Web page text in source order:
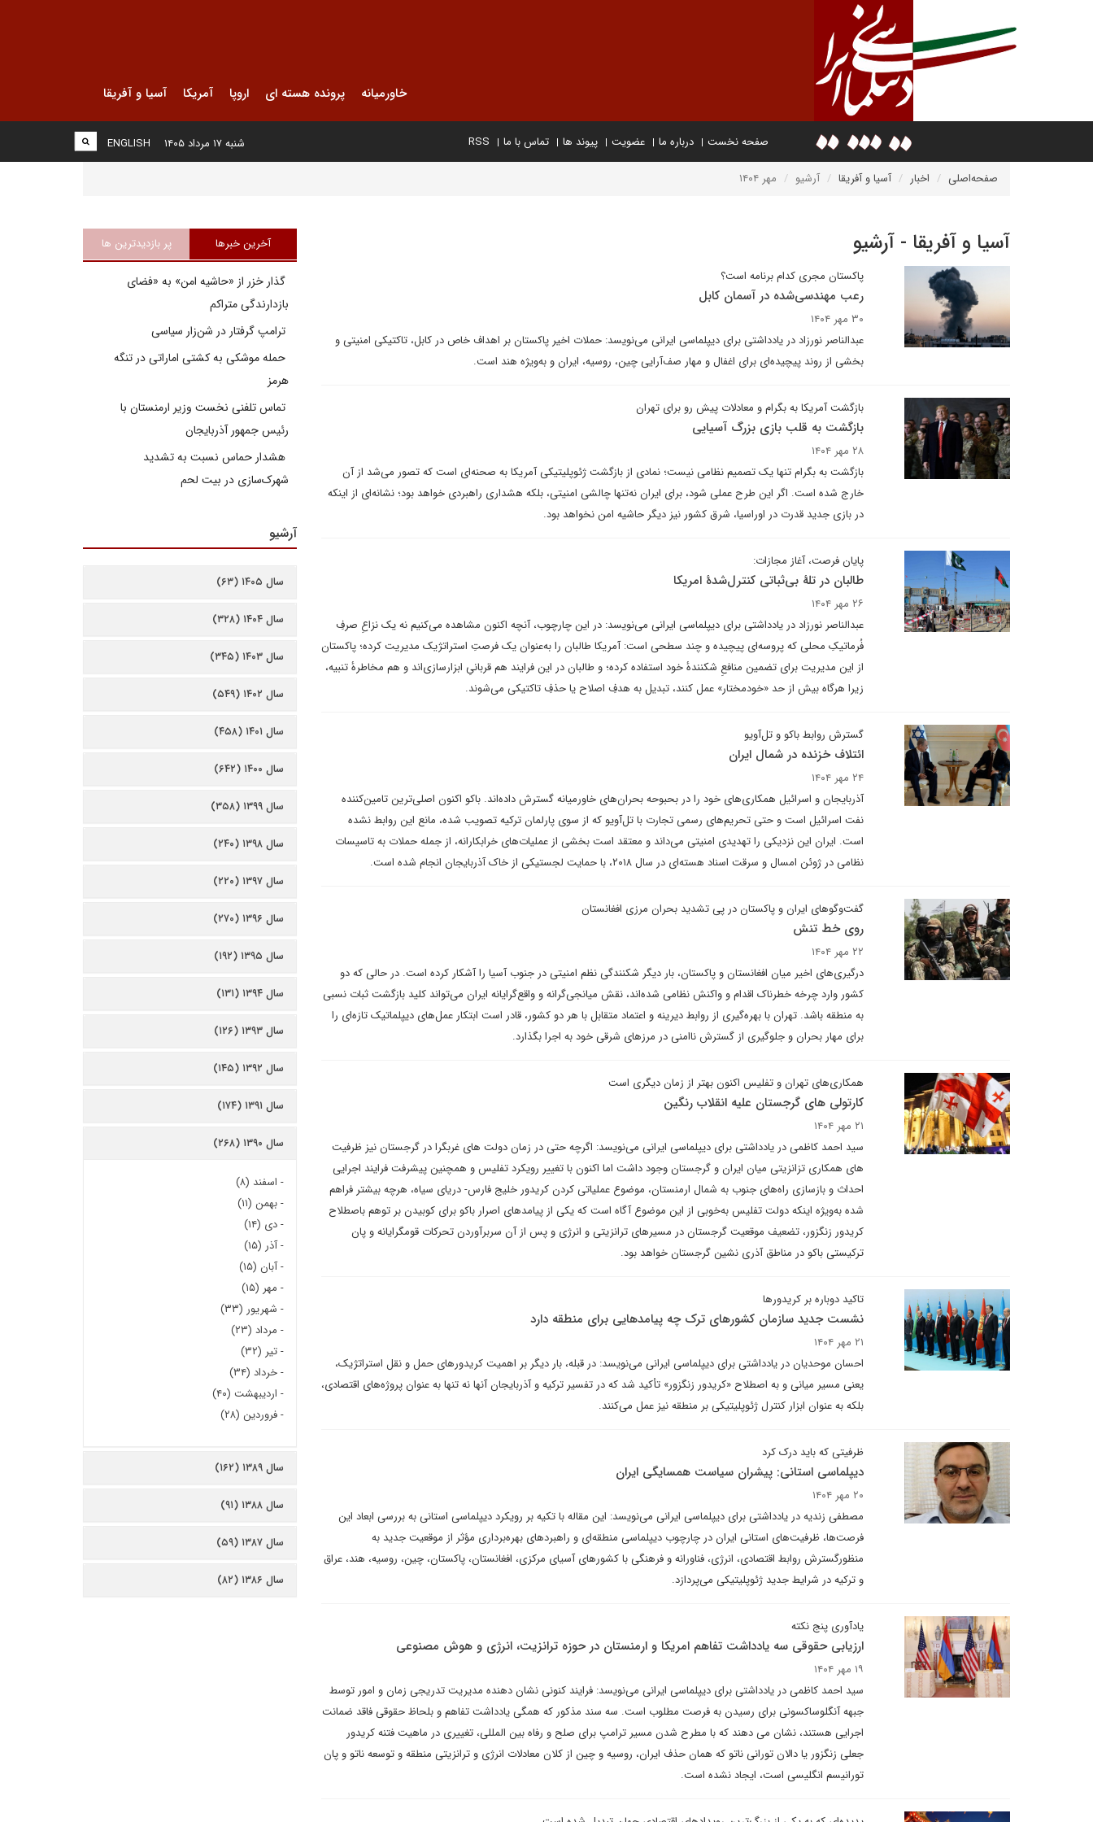
خاورمیانه پرونده هسته ای اروپا آمریکا آسیا و آفریقا
صفحه نخست درباره ما عضویت پیوند ها تماس با ما RSS
ENGLISH شنبه ۱۷ مرداد ۱۴۰۵
صفحه‌اصلی اخبار آسیا و آفریقا آرشیو مهر ۱۴۰۴
آسیا و آفریقا - آرشیو
پاکستان مجری کدام برنامه است؟
رعب مهندسی‌شده در آسمان کابل
۳۰ مهر ۱۴۰۴
عبدالناصر نورزاد در یادداشتی برای دیپلماسی ایرانی می‌نویسد: حملات اخیر پاکستان بر اهداف خاص در کابل، تاکتیکی امنیتی و
بخشی از روند پیچیده‌ای برای اغفال و مهار صف‌آرایی چین، روسیه، ایران و به‌ویژه هند است.
بازگشت آمریکا به بگرام و معادلات پیش رو برای تهران
بازگشت به قلب بازی بزرگ آسیایی
۲۸ مهر ۱۴۰۴
بازگشت به بگرام تنها یک تصمیم نظامی نیست؛ نمادی از بازگشت ژئوپلیتیکی آمریکا به صحنه‌ای است که تصور می‌شد از آن
خارج شده است. اگر این طرح عملی شود، برای ایران نه‌تنها چالشی امنیتی، بلکه هشداری راهبردی خواهد بود؛ نشانه‌ای از اینکه
در بازی جدید قدرت در اوراسیا، شرق کشور نیز دیگر حاشیه امن نخواهد بود.
پایان فرصت، آغاز مجازات:
طالبان در تلهٔ بی‌ثباتی کنترل‌شدهٔ امریکا
۲۶ مهر ۱۴۰۴
عبدالناصر نورزاد در یادداشتی برای دیپلماسی ایرانی می‌نویسد: در این چارچوب، آنچه اکنون مشاهده می‌کنیم نه یک نزاعِ صرفِ
فُرماتیکِ محلی که پروسه‌ای پیچیده و چند سطحی است: آمریکا طالبان را به‌عنوان یک فرصتِ استراتژیک مدیریت کرده؛ پاکستان
از این مدیریت برای تضمین منافعِ شکنندهٔ خود استفاده کرده؛ و طالبان در این فرایند هم قربانیِ ابزارسازی‌اند و هم مخاطرهٔ تنبیه،
زیرا هرگاه بیش از حد «خودمختار» عمل کنند، تبدیل به هدفِ اصلاح یا حذفِ تاکتیکی می‌شوند.
گسترش روابط باکو و تل‌آویو
ائتلاف خزنده در شمال ایران
۲۴ مهر ۱۴۰۴
آذربایجان و اسرائیل همکاری‌های خود را در بحبوحه بحران‌های خاورمیانه گسترش داده‌اند. باکو اکنون اصلی‌ترین تامین‌کننده
نفت اسرائیل است و حتی تحریم‌های رسمی تجارت با تل‌آویو که از سوی پارلمان ترکیه تصویب شده، مانع این روابط نشده
است. ایران این نزدیکی را تهدیدی امنیتی می‌داند و معتقد است بخشی از عملیات‌های خرابکارانه، از جمله حملات به تاسیسات
نظامی در ژوئن امسال و سرقت اسناد هسته‌ای در سال ۲۰۱۸، با حمایت لجستیکی از خاک آذربایجان انجام شده است.
گفت‌وگوهای ایران و پاکستان در پی تشدید بحران مرزی افغانستان
روی خط تنش
۲۲ مهر ۱۴۰۴
درگیری‌های اخیر میان افغانستان و پاکستان، بار دیگر شکنندگی نظم امنیتی در جنوب آسیا را آشکار کرده است. در حالی که دو
کشور وارد چرخه خطرناک اقدام و واکنش نظامی شده‌اند، نقش میانجی‌گرانه و واقع‌گرایانه ایران می‌تواند کلید بازگشت ثبات نسبی
به منطقه باشد. تهران با بهره‌گیری از روابط دیرینه و اعتماد متقابل با هر دو کشور، قادر است ابتکار عمل‌های دیپلماتیک تازه‌ای را
برای مهار بحران و جلوگیری از گسترش ناامنی در مرزهای شرقی خود به اجرا بگذارد.
همکاری‌های تهران و تفلیس اکنون بهتر از زمان دیگری است
کارتولی های گرجستان علیه انقلاب رنگین
۲۱ مهر ۱۴۰۴
سید احمد کاظمی در یادداشتی برای دیپلماسی ایرانی می‌نویسد: اگرچه حتی در زمان دولت های غربگرا در گرجستان نیز ظرفیت
های همکاری تزانزیتی میان ایران و گرجستان وجود داشت اما اکنون با تغییر رویکرد تفلیس و همچنین پیشرفت فرایند اجرایی
احداث و بازسازی راه‌های جنوب به شمال ارمنستان، موضوع عملیاتی کردن کریدور خلیج فارس- دریای سیاه، هرچه بیشتر فراهم
شده به‌ویژه اینکه دولت تفلیس به‌خوبی از این موضوع آگاه است که یکی از پیامدهای اصرار باکو برای کوبیدن بر توهم باصطلاح
کریدور زنگزور، تضعیف موقعیت گرجستان در مسیرهای ترانزیتی و انرژی و پس از آن سربرآوردن تحرکات قومگرایانه و پان
ترکیستی باکو در مناطق آذری نشین گرجستان خواهد بود.
تاکید دوباره بر کریدورها
نشست جدید سازمان کشورهای ترک چه پیامدهایی برای منطقه دارد
۲۱ مهر ۱۴۰۴
احسان موحدیان در یادداشتی برای دیپلماسی ایرانی می‌نویسد: در قبله، بار دیگر بر اهمیت کریدورهای حمل و نقل استراتژیک،
یعنی مسیر میانی و به اصطلاح «کریدور زنگزور» تأکید شد که در تفسیر ترکیه و آذربایجان آنها نه تنها به عنوان پروژه‌های اقتصادی،
بلکه به عنوان ابزار کنترل ژئوپلیتیکی بر منطقه نیز عمل می‌کنند.
ظرفیتی که باید درک کرد
دیپلماسی استانی: پیشران سیاست همسایگی ایران
۲۰ مهر ۱۴۰۴
مصطفی زندیه در یادداشتی برای دیپلماسی ایرانی می‌نویسد: این مقاله با تکیه بر رویکرد دیپلماسی استانی به بررسی ابعاد این
فرصت‌ها، ظرفیت‌های استانی ایران در چارچوب دیپلماسی منطقه‌ای و راهبردهای بهره‌برداری مؤثر از موقعیت جدید به
منظورگسترش روابط اقتصادی، انرژی، فناورانه و فرهنگی با کشورهای آسیای مرکزی، افغانستان، پاکستان، چین، روسیه، هند، عراق
و ترکیه در شرایط جدید ژئوپلیتیکی می‌پردازد.
یادآوری پنج نکته
ارزیابی حقوقی سه یادداشت تفاهم امریکا و ارمنستان در حوزه ترانزیت، انرژی و هوش مصنوعی
۱۹ مهر ۱۴۰۴
سید احمد کاظمی در یادداشتی برای دیپلماسی ایرانی می‌نویسد: فرایند کنونی نشان دهنده مدیریت تدریجی زمان و امور توسط
جبهه آنگلوساکسونی برای رسیدن به فرصت مطلوب است. سه سند مذکور که همگی یادداشت تفاهم و بلحاظ حقوقی فاقد ضمانت
اجرایی هستند، نشان می دهند که با مطرح شدن مسیر ترامپ برای صلح و رفاه بین المللی، تغییری در ماهیت فتنه کریدور
جعلی زنگزور یا دالان تورانی ناتو که همان حذف ایران، روسیه و چین از کلان معادلات انرژی و ترانزیتی منطقه و توسعه ناتو و پان
تورانیسم انگلیسی است، ایجاد نشده است.
آخرین خبرها پر بازدیدترین ها
گذار خزر از «حاشیه امن» به «فضای
بازدارندگی متراکم
ترامپ گرفتار در شن‌زار سیاسی
حمله موشکی به کشتی اماراتی در تنگه
هرمز
تماس تلفنی نخست وزیر ارمنستان با
رئیس جمهور آذربایجان
هشدار حماس نسبت به تشدید
شهرک‌سازی در بیت‌ لحم
آرشیو
سال ۱۴۰۵ (۶۳)
سال ۱۴۰۴ (۳۲۸)
سال ۱۴۰۳ (۳۴۵)
سال ۱۴۰۲ (۵۴۹)
سال ۱۴۰۱ (۴۵۸)
سال ۱۴۰۰ (۶۴۲)
سال ۱۳۹۹ (۳۵۸)
سال ۱۳۹۸ (۲۴۰)
سال ۱۳۹۷ (۲۲۰)
سال ۱۳۹۶ (۲۷۰)
سال ۱۳۹۵ (۱۹۲)
سال ۱۳۹۴ (۱۳۱)
سال ۱۳۹۳ (۱۲۶)
سال ۱۳۹۲ (۱۴۵)
سال ۱۳۹۱ (۱۷۴)
سال ۱۳۹۰ (۲۶۸)
- اسفند (۸)
-بهمن (۱۱)
-دی (۱۴)
-آذر (۱۵)
-آبان (۱۵)
- مهر (۱۵)
- شهریور (۳۳)
- مرداد (۲۳)
-تیر (۳۲)
-خرداد (۳۴)
- اردیبهشت (۴۰)
-فروردین (۲۸)
سال ۱۳۸۹ (۱۶۲)
سال ۱۳۸۸ (۹۱)
سال ۱۳۸۷ (۵۹)
سال ۱۳۸۶ (۸۲)